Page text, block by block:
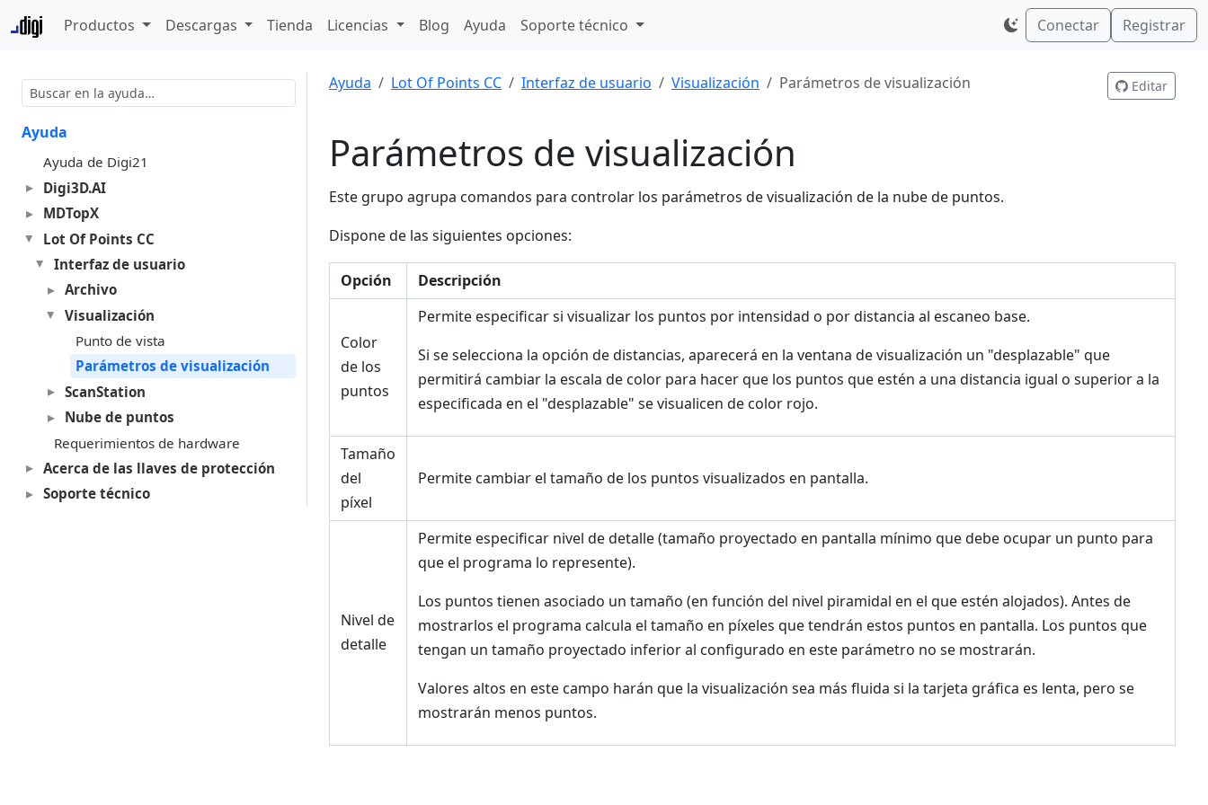
Productos Descargas Tienda Licencias Blog Ayuda Soporte técnico Conectar Registrar
Ayuda
Ayuda de Digi21
Digi3D.AI
MDTopX
Lot Of Points CC
Interfaz de usuario
Archivo
Visualización
Punto de vista
Parámetros de visualización
ScanStation
Nube de puntos
Requerimientos de hardware
Acerca de las llaves de protección
Soporte técnico
Ayuda Lot Of Points CC Interfaz de usuario Visualización Parámetros de visualización Editar
Parámetros de visualización
Este grupo agrupa comandos para controlar los parámetros de visualización de la nube de puntos.
Dispone de las siguientes opciones:
Opción Descripción
Color
de los
puntos
Permite especificar si visualizar los puntos por intensidad o por distancia al escaneo base.
Si se selecciona la opción de distancias, aparecerá en la ventana de visualización un "desplazable" que
permitirá cambiar la escala de color para hacer que los puntos que estén a una distancia igual o superior a la
especificada en el "desplazable" se visualicen de color rojo.
Tamaño
del
píxel
Permite cambiar el tamaño de los puntos visualizados en pantalla.
Nivel de
detalle
Permite especificar nivel de detalle (tamaño proyectado en pantalla mínimo que debe ocupar un punto para
que el programa lo represente).
Los puntos tienen asociado un tamaño (en función del nivel piramidal en el que estén alojados). Antes de
mostrarlos el programa calcula el tamaño en píxeles que tendrán estos puntos en pantalla. Los puntos que
tengan un tamaño proyectado inferior al configurado en este parámetro no se mostrarán.
Valores altos en este campo harán que la visualización sea más fluida si la tarjeta gráfica es lenta, pero se
mostrarán menos puntos.